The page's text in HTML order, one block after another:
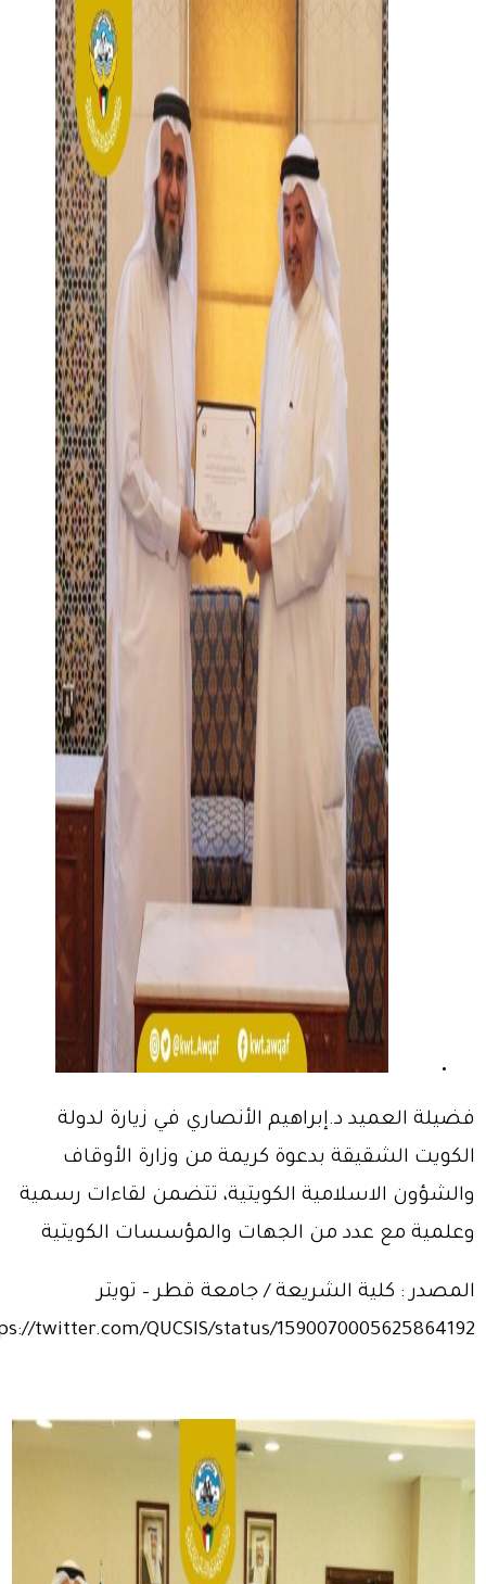
فضيلة العميد د.إبراهيم الأنصاري في زيارة لدولة
الكويت الشقيقة بدعوة كريمة من وزارة الأوقاف
والشؤون الاسلامية الكويتية، تتضمن لقاءات رسمية
وعلمية مع عدد من الجهات والمؤسسات الكويتية
المصدر : كلية الشريعة / جامعة قطر – تويتر
twitter.com/QUCSIS/status/1590070005625864192